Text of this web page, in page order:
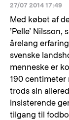
27/07 2014 17:49
Med købet af
’Pelle’
årelang
svenske
menneske er
190 centimeter
trods sin
insisterende
tilgang til